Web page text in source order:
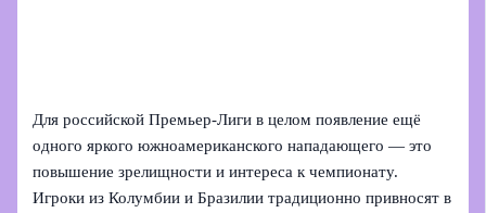
Для российской Премьер‑Лиги в целом появление ещё
одного яркого южноамериканского нападающего — это
повышение зрелищности и интереса к чемпионату.
Игроки из Колумбии и Бразилии традиционно привносят в